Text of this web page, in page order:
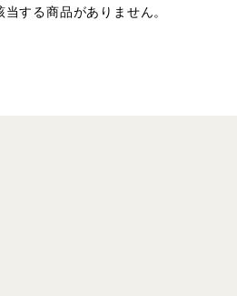
当する商品がありません。